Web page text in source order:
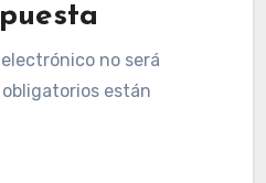
no será
obligatorios están